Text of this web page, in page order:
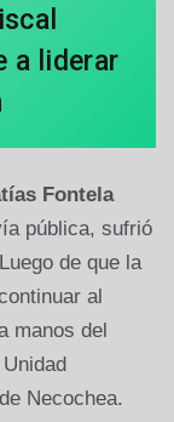
a liderar
Fontela
pública, sufrió
de que la
al
manos del
Necochea.